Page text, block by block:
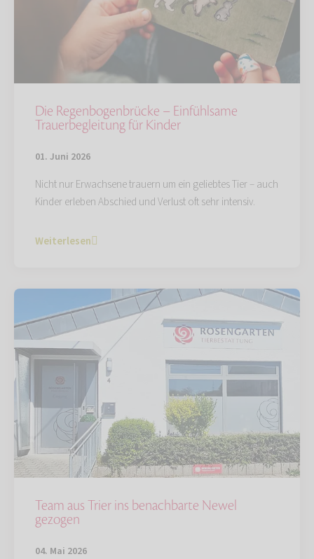
Die Regenbogenbrücke – Einfühlsame
Trauerbegleitung für Kinder
01. Juni 2026
Nicht nur Erwachsene trauern um ein geliebtes Tier – auch
Kinder erleben Abschied und Verlust oft sehr intensiv.
Weiterlesen
Team aus Trier ins benachbarte Newel
gezogen
04. Mai 2026